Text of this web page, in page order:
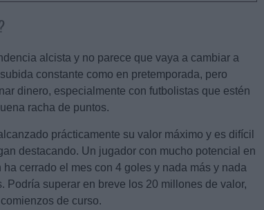
alcista y no parece que vaya a cambiar a
constante como en pretemporada, pero
dinero, especialmente con futbolistas que estén
racha de puntos.
prácticamente su valor máximo y es difícil
destacando. Un jugador con mucho potencial en
ha cerrado el mes con 4 goles y nada más y nada
Podría superar en breve los 20 millones de valor,
de curso.